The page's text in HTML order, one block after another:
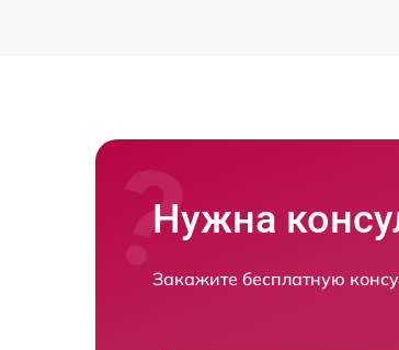
Нужна
Закажите бесплатную